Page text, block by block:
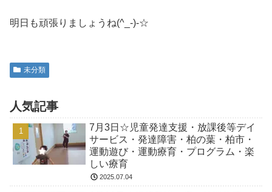
明日も頑張りましょうね(^_-)-☆
未分類
人気記事
7月3日☆児童発達支援・放課後等デイ
サービス・発達障害・柏の葉・柏市・
運動遊び・運動療育・プログラム・楽
しい療育
2025.07.04